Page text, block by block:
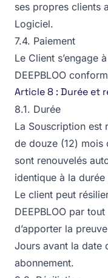
ses propres clients
Logiciel.
7.4. Paiement
Le Client s’engage
DEEPBLOO
Article 8 : Durée et
8.1. Durée
La Souscription est
de douze (12) mois
sont renouvelés
identique à la
Le client peut
DEEPBLOO par
d’apporter la
Jours avant la date
abonnement.